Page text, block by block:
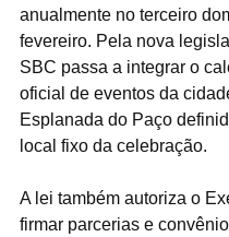
anualmente no terceiro
fevereiro. Pela nova
SBC passa a integrar o
oficial de eventos da
Esplanada do Paço
local fixo da celebração.
A lei também autoriza o
firmar parcerias e